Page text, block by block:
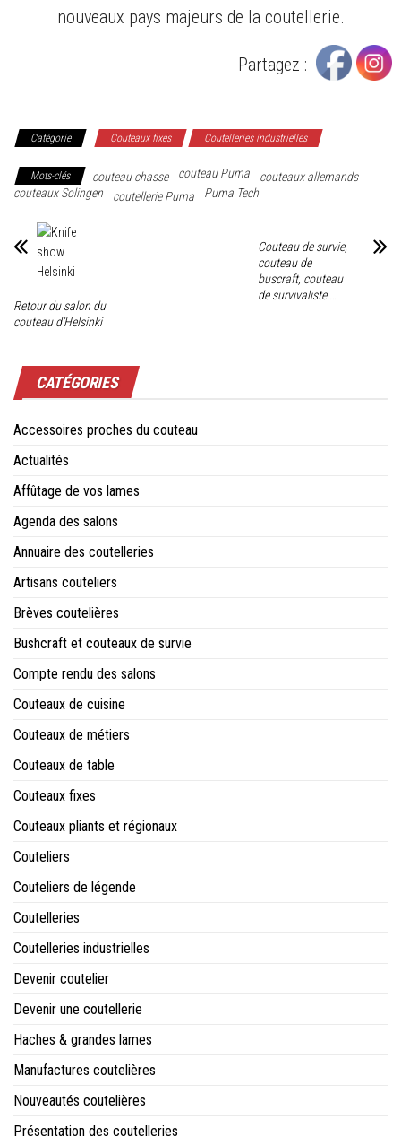
nouveaux pays majeurs de la coutellerie.
Partagez :
Catégorie Couteaux fixes Coutelleries industrielles
Mots-clés couteau chasse couteau Puma
couteaux allemands
couteaux Solingen
coutellerie Puma Puma Tech
Retour du salon du
couteau d’Helsinki
Couteau de survie,
couteau de
buscraft, couteau
de survivaliste …
CATÉGORIES
Accessoires proches du couteau
Actualités
Affûtage de vos lames
Agenda des salons
Annuaire des coutelleries
Artisans couteliers
Brèves coutelières
Bushcraft et couteaux de survie
Compte rendu des salons
Couteaux de cuisine
Couteaux de métiers
Couteaux de table
Couteaux fixes
Couteaux pliants et régionaux
Couteliers
Couteliers de légende
Coutelleries
Coutelleries industrielles
Devenir coutelier
Devenir une coutellerie
Haches & grandes lames
Manufactures coutelières
Nouveautés coutelières
Présentation des coutelleries